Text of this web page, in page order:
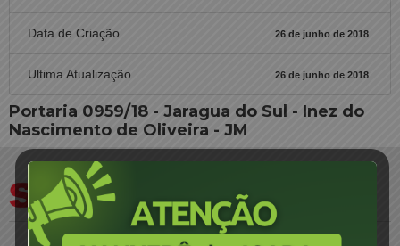
Data de Criação 26 de junho de 2018
Ultima Atualização 26 de junho de 2018
Portaria 0959/18 - Jaragua do Sul - Inez do
Nascimento de Oliveira - JM